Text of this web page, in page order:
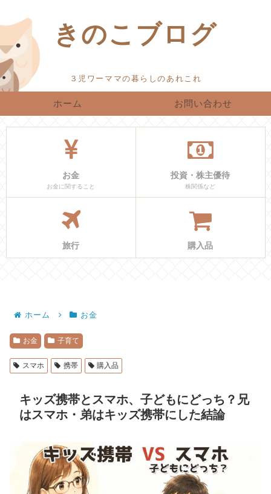
きのこブログ
ホーム お問い合わせ
お金
お金に関すること
投資・株主優待
株関係など
旅行 購入品
ホーム お金
お金 子育て
スマホ 携帯 購入品
キッズ携帯とスマホ、子どもにどっち？兄
はスマホ・弟はキッズ携帯にした結論